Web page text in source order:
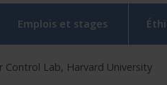
Emplois et stages
Lab, Harvard University